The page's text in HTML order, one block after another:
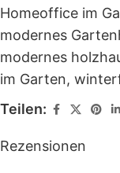
Homeoffice im
modernes
modernes
im Garten,
Teilen:
Rezensionen